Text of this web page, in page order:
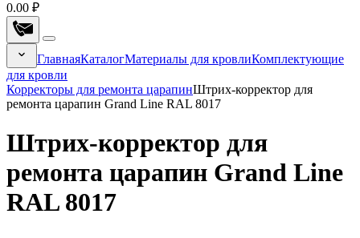
0.00 ₽
ГлавнаяКаталогМатериалы для кровлиКомплектующие
для кровли
Корректоры для ремонта царапинШтрих-корректор для
ремонта царапин Grand Line RAL 8017
Штрих-корректор для
ремонта царапин Grand Line
RAL 8017